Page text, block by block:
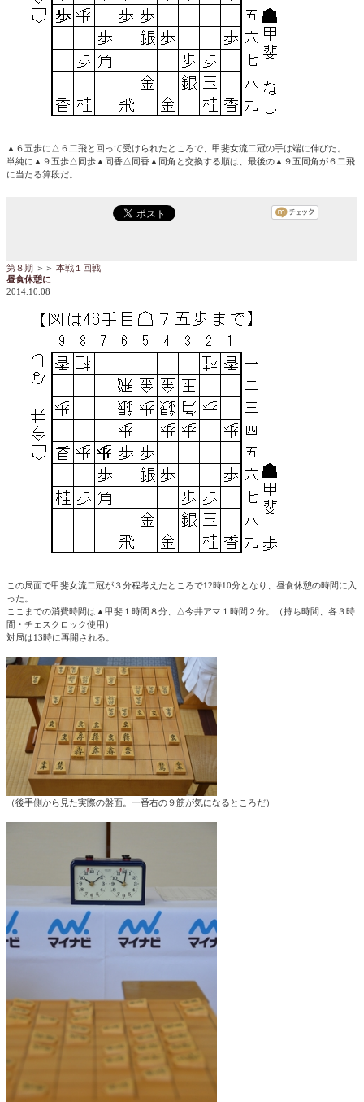
▲６五歩に△６二飛と回って受けられたところで、甲斐女流二冠の手は端に伸びた。
単純に▲９五歩△同歩▲同香△同香▲同角と交換する順は、最後の▲９五同角が６二飛
に当たる算段だ。
第８期 ＞＞ 本戦１回戦
昼食休憩に
2014.10.08
この局面で甲斐女流二冠が３分程考えたところで12時10分となり、昼食休憩の時間に入
った。
ここまでの消費時間は▲甲斐１時間８分、△今井アマ１時間２分。（持ち時間、各３時
間・チェスクロック使用）
対局は13時に再開される。
（後手側から見た実際の盤面。一番右の９筋が気になるところだ）